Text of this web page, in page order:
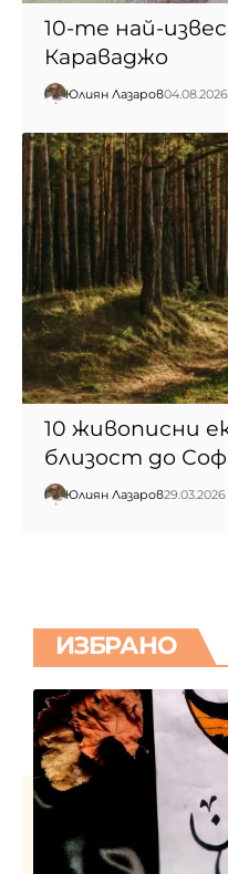
10-те най-
Караваджо
Юлиян Лазаров04.08.2026
10 живописни
близост до
Юлиян Лазаров29.03.2026
ИЗБРАНО